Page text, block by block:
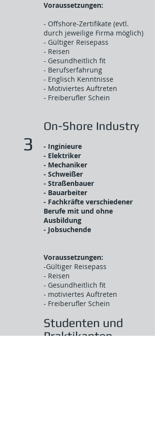
Voraussetzungen:
- Offshore-Zertifikate (evtl.
durch jeweilige Firma möglich)
- Gültiger Reisepass
- Reisen
- Gesundheitlich fit
- Berufserfahrung
- Englisch Kenntnisse
- Motiviertes Auftreten
- Freiberufler Schein
3
On-Shore Industry
- Inginieure
- Elektriker
- Mechaniker
- Schweißer
- Straßenbauer
- Bauarbeiter
- Fachkräfte verschiedener
Berufe mit und ohne
Ausbildung
- Jobsuchende
Voraussetzungen:
-Gültiger Reisepass
- Reisen
- Gesundheitlich fit
- motiviertes Auftreten
- Freiberufler Schein
Studenten und
Praktikanten